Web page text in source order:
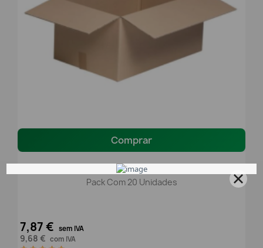
Comprar
Caixas De Cartão Canelado Simples 350x250x200mm -
Pack Com 20 Unidades
7,87 € sem IVA
9,68 € com IVA